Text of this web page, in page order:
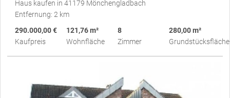
Haus kaufen in 41179 Mönchengladbach
Entfernung: 2 km
290.000,00 €
Kaufpreis
121,76 m²
Wohnfläche
8
Zimmer
280,00 m²
Grundstücksfläche